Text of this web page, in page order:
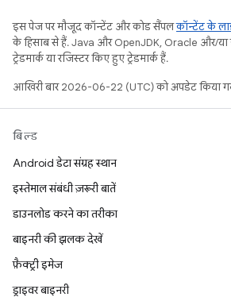
इस पेज पर मौजूद कॉन्टेंट और कोड सैंपलकॉन्टेंट के
के हिसाब से हैं. Java और OpenJDK, Oracle और/
ट्रेडमार्क या रजिस्टर किए हुए ट्रेडमार्क हैं.
आखिरी बार 2026-06-22 (UTC) को अपडेट किया
बिल्ड
Android डेटा संग्रह स्थान
इस्तेमाल संबंधी ज़रूरी बातें
डाउनलोड करने का तरीका
बाइनरी की झलक देखें
फ़ैक्ट्री इमेज
ड्राइवर बाइनरी